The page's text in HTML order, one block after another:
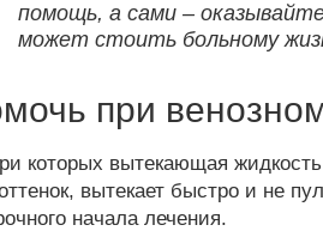
помощь, а сами –
может стоить больному
при
которых вытекающая
вытекает быстро и не
начала лечения.